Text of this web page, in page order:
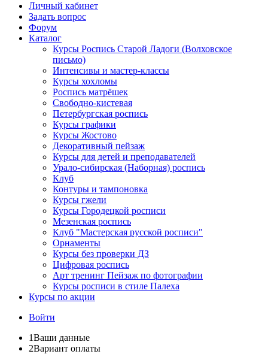
Личный кабинет
Задать вопрос
Форум
Каталог
Курсы Роспись Старой Ладоги (Волховское
письмо)
Интенсивы и мастер-классы
Курсы хохломы
Роспись матрёшек
Свободно-кистевая
Петербургская роспись
Курсы графики
Курсы Жостово
Декоративный пейзаж
Курсы для детей и преподавателей
Урало-сибирская (Наборная) роспись
Клуб
Контуры и тампоновка
Курсы гжели
Курсы Городецкой росписи
Мезенская роспись
Клуб "Мастерская русской росписи"
Орнаменты
Курсы без проверки ДЗ
Цифровая роспись
Арт тренинг Пейзаж по фотографии
Курсы росписи в стиле Палеха
Курсы по акции
Войти
1Ваши данные
2Вариант оплаты